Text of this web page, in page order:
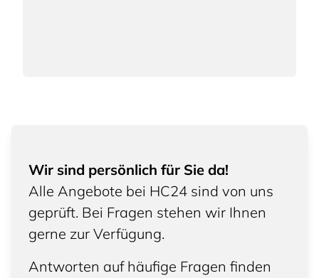
Wir sind persönlich für Sie da!
Alle Angebote bei HC24 sind von uns
geprüft. Bei Fragen stehen wir Ihnen
gerne zur Verfügung.
Antworten auf häufige Fragen finden